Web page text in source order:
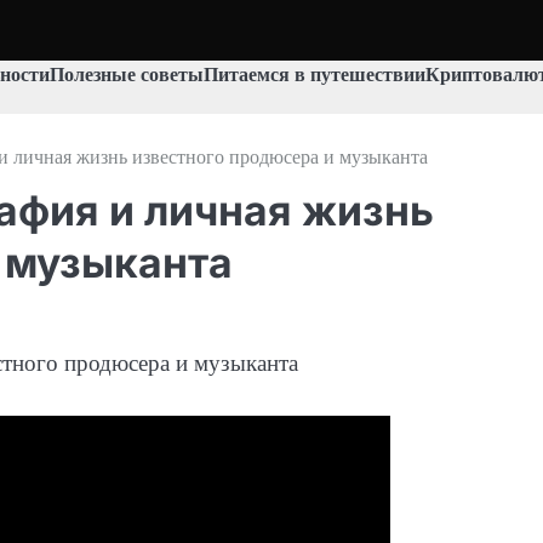
Полезные советыПитаемся в путешествии
жизнь известного продюсера и музыканта
и личная жизнь